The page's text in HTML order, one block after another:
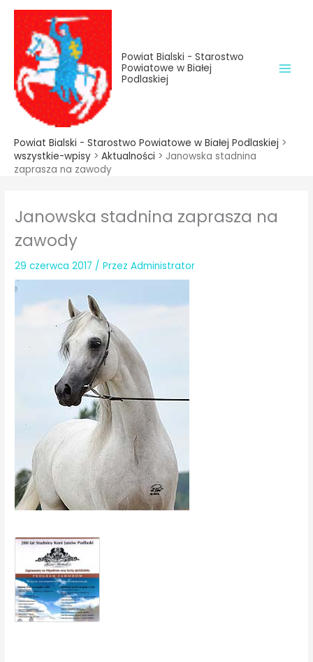
treści
Przejdź
treści
Powiat Bialski - Starostwo
Powiatowe w Białej
Podlaskiej
Powiat Bialski - Starostwo Powiatowe w Białej Podlaskiej >
wszystkie-wpisy > Aktualności > Janowska stadnina
zaprasza na zawody
Janowska stadnina zaprasza na
zawody
29 czerwca 2017 / PrzezAdministrator